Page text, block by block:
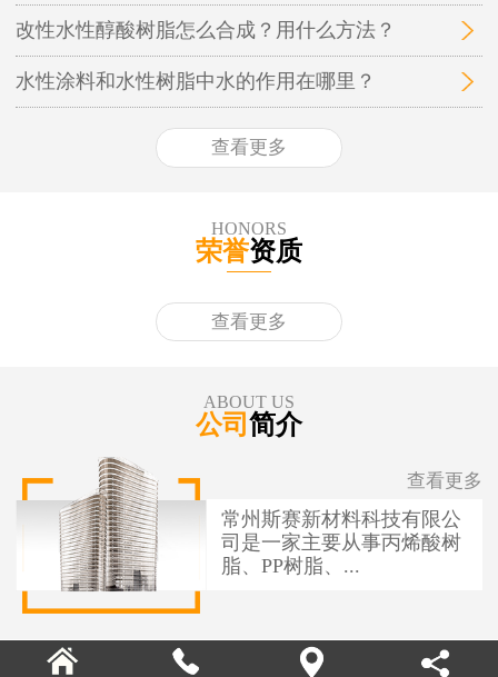
改性水性醇酸树脂怎么合成？用什么方法？
水性涂料和水性树脂中水的作用在哪里？
查看更多
HONORS
荣誉资质
查看更多
ABOUT US
公司 简介
常州斯赛新材料科技有限公
司是一家主要从事丙烯酸树
脂、PP树脂、...
查看更多